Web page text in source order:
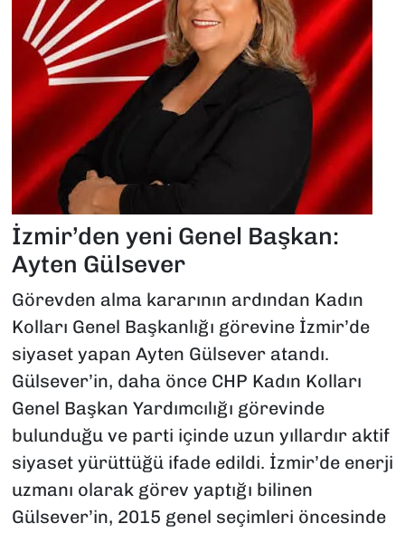
İzmir’den yeni Genel Başkan:
Ayten Gülsever
Görevden alma kararının ardından Kadın
Kolları Genel Başkanlığı görevine İzmir’de
siyaset yapan Ayten Gülsever atandı.
Gülsever’in, daha önce CHP Kadın Kolları
Genel Başkan Yardımcılığı görevinde
bulunduğu ve parti içinde uzun yıllardır aktif
siyaset yürüttüğü ifade edildi. İzmir’de enerji
uzmanı olarak görev yaptığı bilinen
Gülsever’in, 2015 genel seçimleri öncesinde